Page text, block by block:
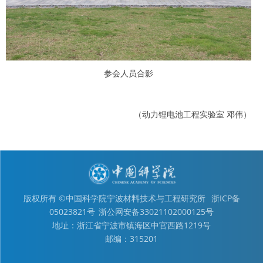
参会人员合影
（动力锂电池工程实验室 邓伟）
版权所有 ©中国科学院宁波材料技术与工程研究所 浙ICP备
05023821号 浙公网安备33021102000125号
地址：浙江省宁波市镇海区中官西路1219号
邮编：315201